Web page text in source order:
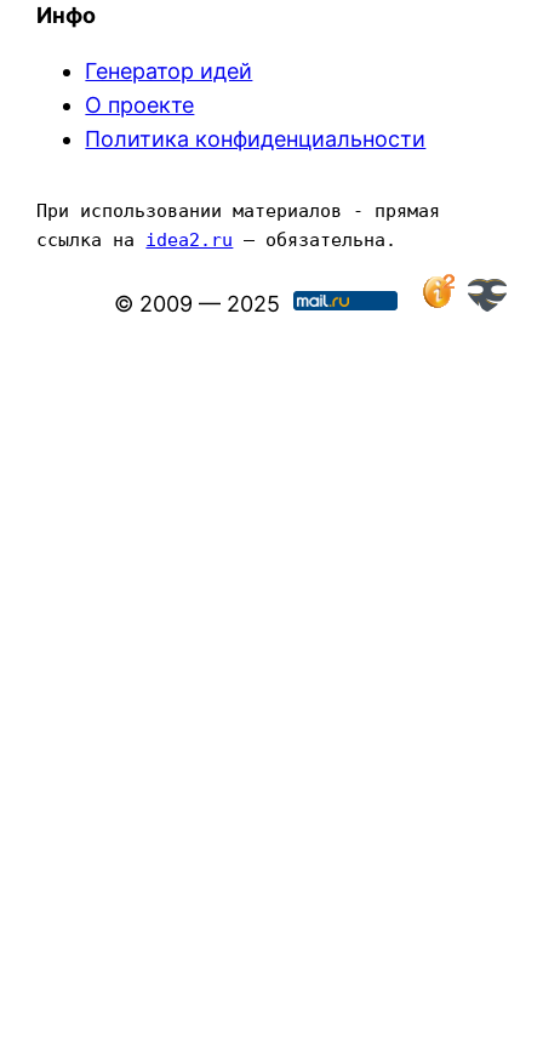
Инфо
Генератор идей
О проекте
Политика конфиденциальности
При использовании материалов - прямая
ссылка на idea2.ru — обязательна.
© 2009 — 2025